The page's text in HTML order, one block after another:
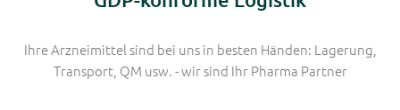
Ihre Arzneimittel sind bei uns in besten Händen: Lagerung,
Transport, QM usw. - wir sind Ihr Pharma Partner